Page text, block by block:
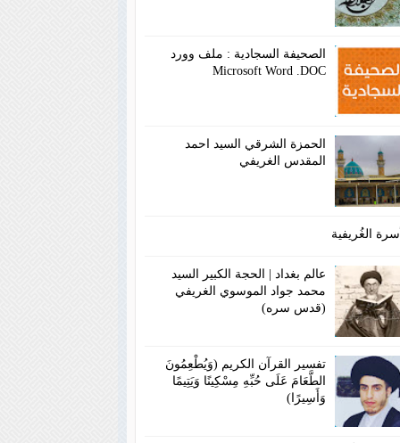
الصحيفة السجادية : ملف وورد
Microsoft Word .DOC
الحمزة الشرقي السيد احمد
المقدس الغريفي
الغُريفية
عالم بغداد | الحجة الكبير السيد
محمد جواد الموسوي الغريفي
(قدس سره)
تفسير القرآن الكريم (وَيُطْعِمُونَ
الطَّعَامَ عَلَى حُبِّهِ مِسْكِينًا وَيَتِيمًا
وَأَسِيرًا)